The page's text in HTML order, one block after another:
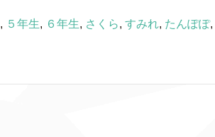
, ５年生, ６年生, さくら, すみれ, たんぽぽ,